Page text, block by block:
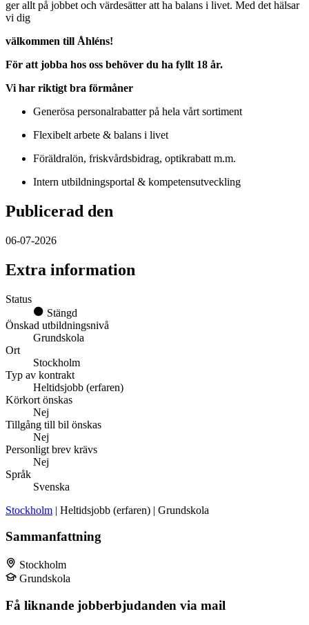
ger allt på jobbet och värdesätter att ha balans i livet. Med det hälsar
vi dig
välkommen till Åhléns!
För att jobba hos oss behöver du ha fyllt 18 år.
Vi har riktigt bra förmåner
Generösa personalrabatter på hela vårt sortiment
Flexibelt arbete & balans i livet
Föräldralön, friskvårdsbidrag, optikrabatt m.m.
Intern utbildningsportal & kompetensutveckling
Publicerad den
06-07-2026
Extra information
Status
Stängd
Önskad utbildningsnivå
Grundskola
Ort
Stockholm
Typ av kontrakt
Heltidsjobb (erfaren)
Körkort önskas
Nej
Tillgång till bil önskas
Nej
Personligt brev krävs
Nej
Språk
Svenska
Stockholm | Heltidsjobb (erfaren) | Grundskola
Sammanfattning
Stockholm
Grundskola
Få liknande jobberbjudanden via mail